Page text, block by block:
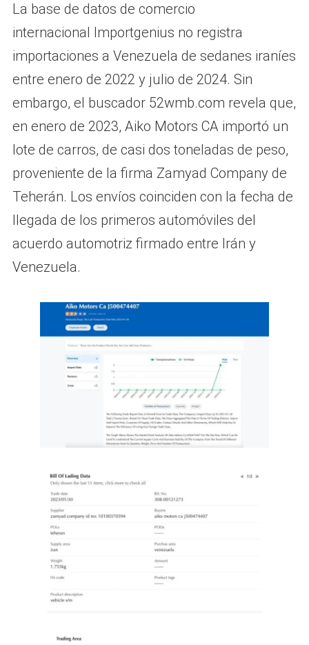
La base de datos de comercio
internacional Importgenius no registra
importaciones a Venezuela de sedanes iraníes
entre enero de 2022 y julio de 2024. Sin
embargo, el buscador 52wmb.com revela que,
en enero de 2023, Aiko Motors CA importó un
lote de carros, de casi dos toneladas de peso,
proveniente de la firma Zamyad Company de
Teherán. Los envíos coinciden con la fecha de
llegada de los primeros automóviles del
acuerdo automotriz firmado entre Irán y
Venezuela.